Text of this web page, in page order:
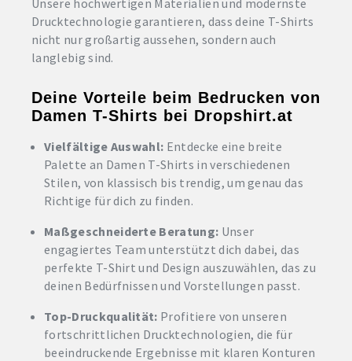
Unsere hochwertigen Materialien und modernste
Drucktechnologie garantieren, dass deine T-Shirts
nicht nur großartig aussehen, sondern auch
langlebig sind.
Deine Vorteile beim Bedrucken von
Damen T-Shirts bei Dropshirt.at
Vielfältige Auswahl: Entdecke eine breite
Palette an Damen T-Shirts in verschiedenen
Stilen, von klassisch bis trendig, um genau das
Richtige für dich zu finden.
Maßgeschneiderte Beratung: Unser
engagiertes Team unterstützt dich dabei, das
perfekte T-Shirt und Design auszuwählen, das zu
deinen Bedürfnissen und Vorstellungen passt.
Top-Druckqualität: Profitiere von unseren
fortschrittlichen Drucktechnologien, die für
beeindruckende Ergebnisse mit klaren Konturen